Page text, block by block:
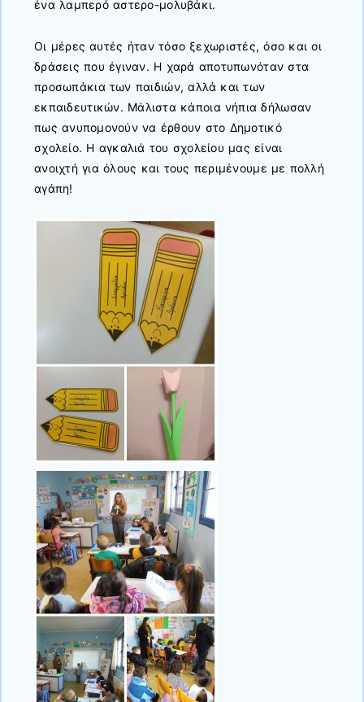
ένα λαμπερό αστερο-μολυβάκι.
Οι μέρες αυτές ήταν τόσο ξεχωριστές, όσο και οι
δράσεις που έγιναν. Η χαρά αποτυπωνόταν στα
προσωπάκια των παιδιών, αλλά και των
εκπαιδευτικών. Μάλιστα κάποια νήπια δήλωσαν
πως ανυπομονούν να έρθουν στο Δημοτικό
σχολείο. Η αγκαλιά του σχολείου μας είναι
ανοιχτή για όλους και τους περιμένουμε με πολλή
αγάπη!